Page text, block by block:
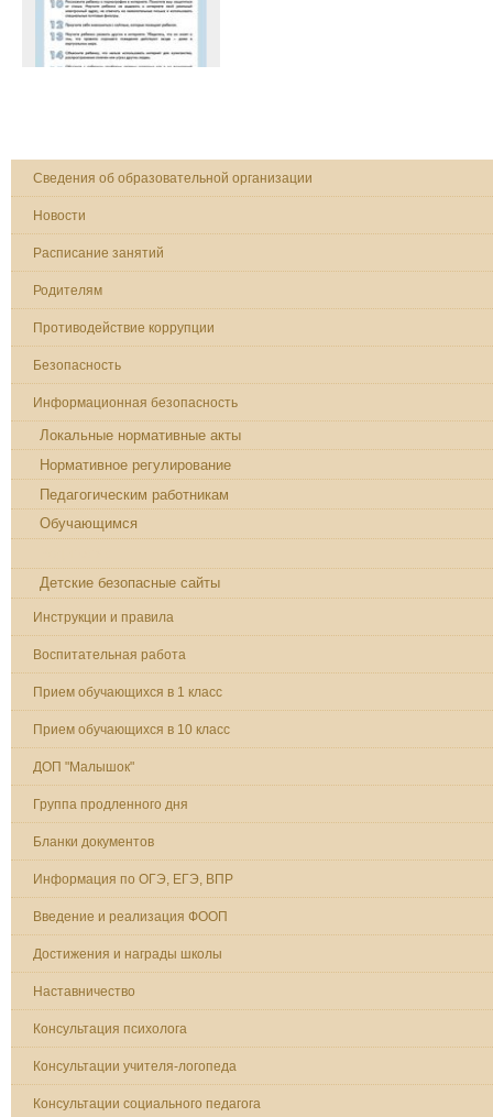
Сведения об образовательной организации
Новости
Расписание занятий
Родителям
Противодействие коррупции
Безопасность
Информационная безопасность
Локальные нормативные акты
Нормативное регулирование
Педагогическим работникам
Обучающимся
Детские безопасные сайты
Инструкции и правила
Воспитательная работа
Прием обучающихся в 1 класс
Прием обучающихся в 10 класс
ДОП "Малышок"
Группа продленного дня
Бланки документов
Информация по ОГЭ, ЕГЭ, ВПР
Введение и реализация ФООП
Достижения и награды школы
Наставничество
Консультация психолога
Консультации учителя-логопеда
Консультации социального педагога